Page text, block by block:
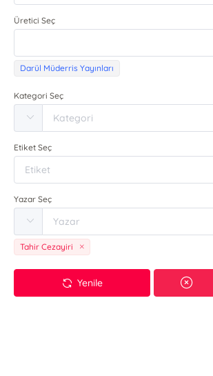
Üretici Seç
Darül Müderris Yayınları
Kategori Seç
Etiket Seç
Yazar Seç
Tahir Cezayiri
Yenile